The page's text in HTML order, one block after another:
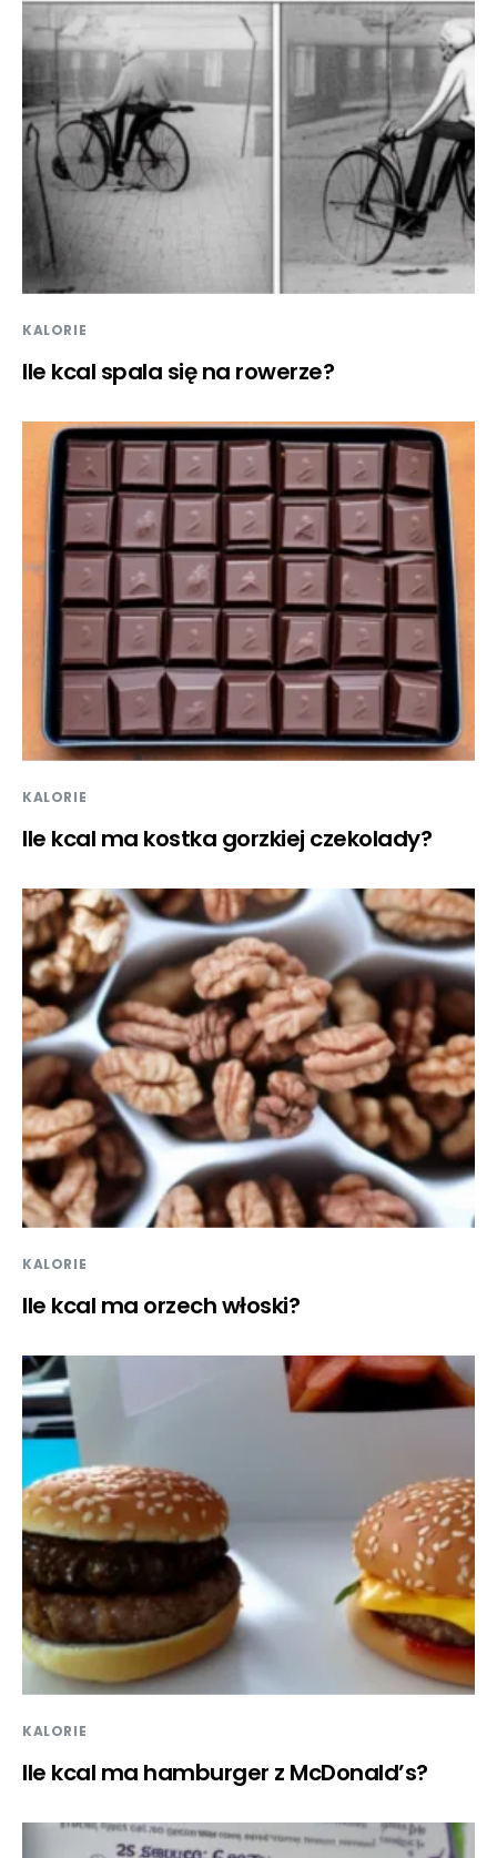
KALORIE
Ile kcal spala się na rowerze?
KALORIE
Ile kcal ma kostka gorzkiej czekolady?
KALORIE
Ile kcal ma orzech włoski?
KALORIE
Ile kcal ma hamburger z McDonald’s?